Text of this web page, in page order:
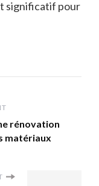
significatif pour
rénovation
matériaux